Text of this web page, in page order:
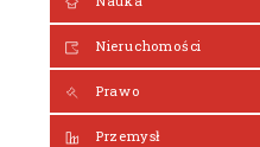
Nieruchomości
Prawo
Przemysł